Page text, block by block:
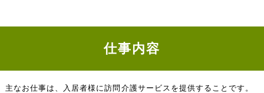
仕事内容
主なお仕事は、入居者様に訪問介護サービスを提供することです。